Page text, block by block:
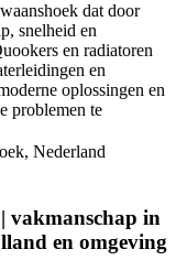
dat door
snelheid en
en radiatoren
en
oplossingen en
problemen te
Nederland
vakmanschap in
en omgeving